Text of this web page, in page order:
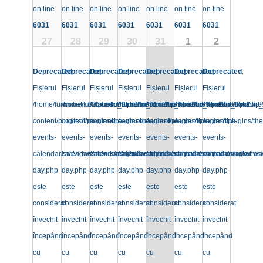
on line
6031
27
on line
6031
28
on line
6031
29
on line
6031
30
on line
6031
31
on line
6031
1
on line
6031
2
Deprecated:
Fișierul
/home/fundatiatm89/public_html/wp-
content/plugins/the-
events-
calendar/src/views/month/single-
day.php
este
considerat
învechit
începând
cu
Deprecated:
Fișierul
/home/fundatiatm89/public_html/wp-
content/plugins/the-
events-
calendar/src/views/month/single-
day.php
este
considerat
învechit
începând
cu
Deprecated:
Fișierul
/home/fundatiatm89/public_html/wp-
content/plugins/the-
events-
calendar/src/views/month/single-
day.php
este
considerat
învechit
începând
cu
Deprecated:
Fișierul
/home/fundatiatm89/public_html/wp-
content/plugins/the-
events-
calendar/src/views/month/single-
day.php
este
considerat
învechit
începând
cu
Deprecated:
Fișierul
/home/fundatiatm89/public_html/wp-
content/plugins/the-
events-
calendar/src/views/month/single-
day.php
este
considerat
învechit
începând
cu
Deprecated:
Fișierul
/home/fundatiatm89/
content/plugins/the-
events-
calendar/src/views/month/
day.php
este
considerat
învechit
începând
cu
Deprecated :
Fișierul
/home/
content/plugins/
events-
calendar/src/
day.php
este
considerat
învechit
începând
cu